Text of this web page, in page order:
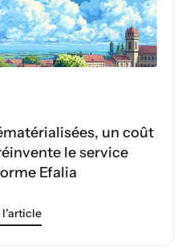
un coût
le service
Efalia